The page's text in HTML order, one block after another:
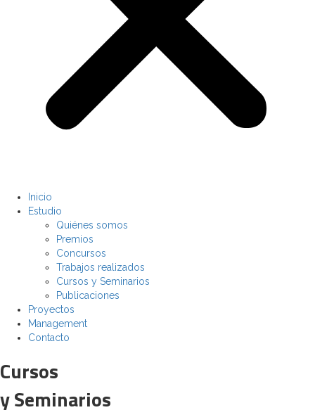
Inicio
Estudio
Quiénes somos
Premios
Concursos
Trabajos realizados
Cursos y Seminarios
Publicaciones
Proyectos
Management
Contacto
Cursos
y Seminarios